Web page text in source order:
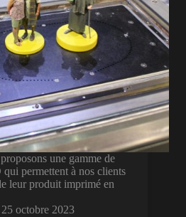
une gamme de
permettent à nos clients
leur produit imprimé en
25 octobre 2023